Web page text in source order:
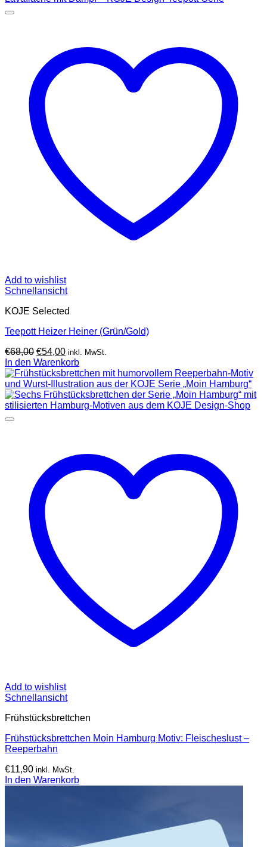
Add to wishlist
Schnellansicht
KOJE Selected
Teepott Heizer Heiner (Grün/Gold)
€68,00 Ursprünglicher
Preis
war:
€68,00
€54,00Aktueller
Preis
ist:
€54,00.
inkl. MwSt.
In den Warenkorb
Add to wishlist
Schnellansicht
Frühstücksbrettchen
Frühstücksbrettchen Moin Hamburg Motiv: Fleischeslust –
Reeperbahn
€11,90 inkl. MwSt.
In den Warenkorb